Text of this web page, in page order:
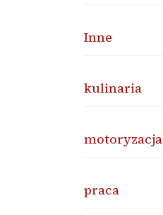
Inne
kulinaria
motoryzacja
praca